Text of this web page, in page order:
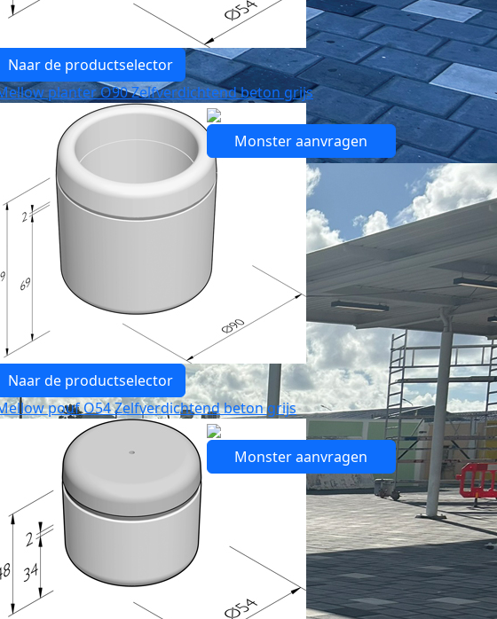
Naar de productselector
planter O90 Zelfverdichtend beton grijs
Naar de productselector
Monster aanvragen
pouf O54 Zelfverdichtend beton grijs
Monster aanvragen